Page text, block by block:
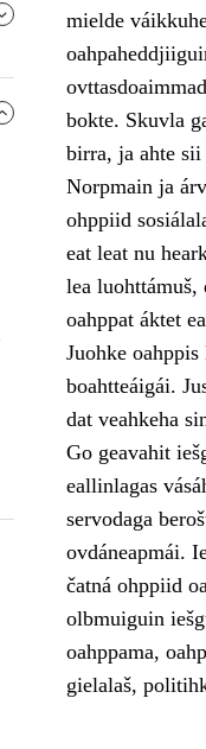
mielde
bokte. Skuvla
birra, ja ahte sii
Norpmain ja
ohppiid
eat leat nu
lea luohttámuš,
oahppat áktet
Juohke
boahtteáigái.
dat veahkeha
Go geavahit
eallinlagas
servodaga
ovdáneapmái.
čatná ohppiid
olbmuiguin
oahppama,
gielalaš,